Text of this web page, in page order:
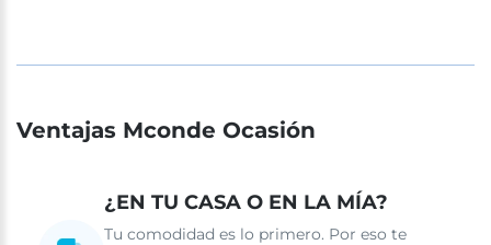
Ventajas Mconde Ocasión
¿EN TU CASA O EN LA MÍA?
Tu comodidad es lo primero. Por eso te